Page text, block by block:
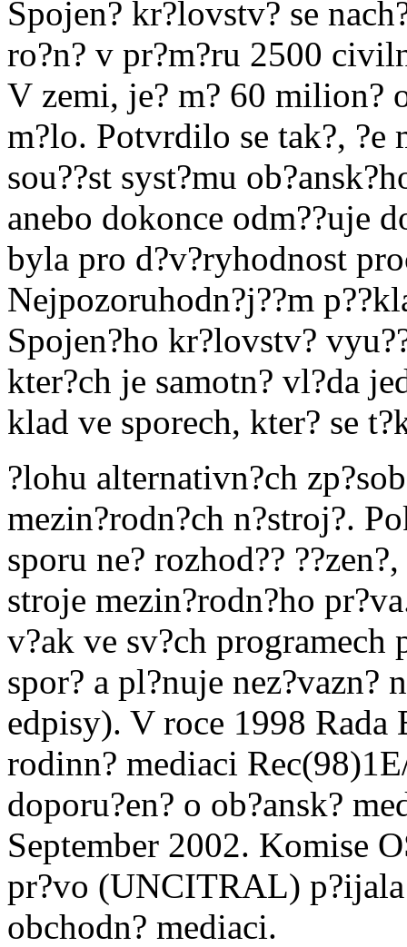
Spojen? kr?lovstv? se
ro?n? v pr?m?ru 2500
V zemi, je? m? 60 milion?
m?lo. Potvrdilo se tak?, ?e
sou??st syst?mu
anebo dokonce odm??uje
byla pro d?v?ryhodnost
Nejpozoruhodn?j??m
Spojen?ho kr?lovstv?
kter?ch je samotn? vl?da
klad ve sporech, kter? se
?lohu alternativn?ch
mezin?rodn?ch n?stroj?.
sporu ne? rozhod??
stroje mezin?rodn?ho
v?ak ve sv?ch programech
spor? a pl?nuje nez?vazn?
edpisy). V roce 1998 Rada
rodinn? mediaci
doporu?en? o ob?ansk?
September 2002. Komise
pr?vo (UNCITRAL)
obchodn? mediaci.